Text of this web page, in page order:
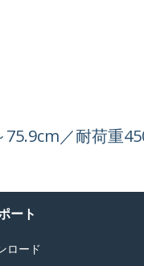
／耐荷重
ート
ロード